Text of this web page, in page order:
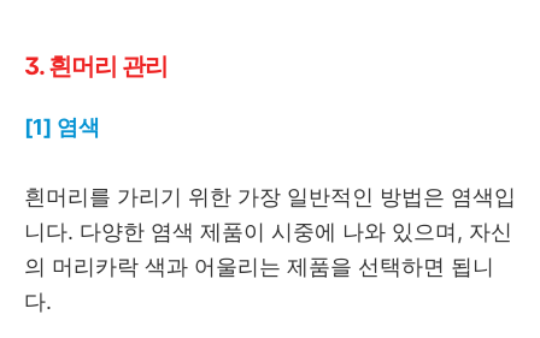
3. 흰머리 관리
[1] 염색
흰머리를 가리기 위한 가장 일반적인 방법은 염색입
니다. 다양한 염색 제품이 시중에 나와 있으며, 자신
의 머리카락 색과 어울리는 제품을 선택하면 됩니
다.